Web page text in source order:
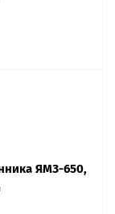
ЯМЗ-650,